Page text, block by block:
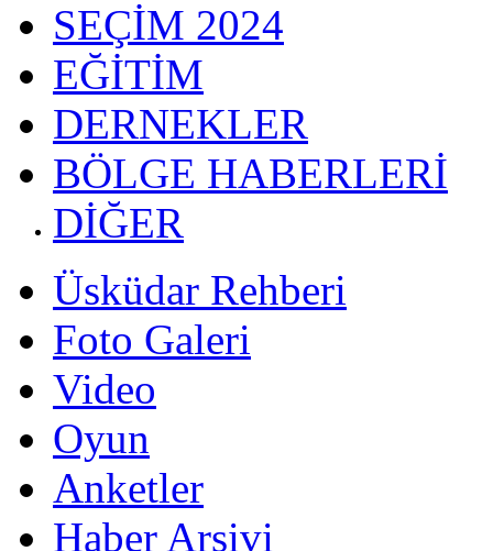
SEÇİM 2024
EĞİTİM
DERNEKLER
BÖLGE HABERLERİ
DİĞER
Üsküdar Rehberi
Foto Galeri
Video
Oyun
Anketler
Haber Arşivi